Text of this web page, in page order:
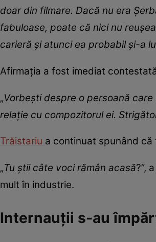
doar din filmare. Dacă nu era
fabuloase, poate că nici nu
carieră și atunci ea probabil și-a
Afirmația a fost imediat
„Vorbești despre o persoană
relație cu compozitorul ei.
Trăistariu a continuat spunând
„Tu știi câte voci rămân acasă?”,
mult în industrie.
Internauții s-au